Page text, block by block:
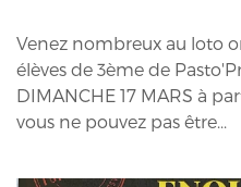
Venez nombreux au loto
élèves de 3ème de
DIMANCHE 17 MARS à
vous ne pouvez pas être...